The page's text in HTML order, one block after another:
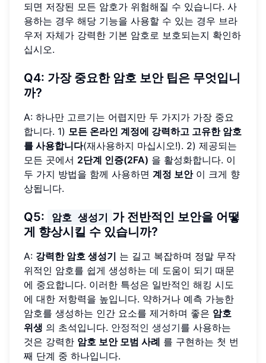
되면 저장된 모든 암호가 위험해질 수 있습니다. 사
용하는 경우 해당 기능을 사용할 수 있는 경우 브라
우저 자체가 강력한 기본 암호로 보호되는지 확인하
십시오.
Q4: 가장 중요한 암호 보안 팁은 무엇입니
까?
A: 하나만 고르기는 어렵지만 두 가지가 가장 중요
합니다. 1) 모든 온라인 계정에 강력하고 고유한 암호
를 사용합니다(재사용하지 마십시오!). 2) 제공되는
모든 곳에서 2단계 인증(2FA) 을 활성화합니다. 이
두 가지 방법을 함께 사용하면 계정 보안이 크게 향
상됩니다.
Q5: 암호 생성기
가 전반적인 보안을 어떻
게 향상시킬 수 있습니까?
A: 강력한 암호 생성기 는 길고 복잡하며 정말 무작
위적인 암호를 쉽게 생성하는 데 도움이 되기 때문
에 중요합니다. 이러한 특성은 일반적인 해킹 시도
에 대한 저항력을 높입니다. 약하거나 예측 가능한
암호를 생성하는 인간 요소를 제거하며 좋은 암호
위생 의 초석입니다. 안정적인 생성기를 사용하는
것은 강력한 암호 보안 모범 사례 를 구현하는 첫 번
째 단계 중 하나입니다.